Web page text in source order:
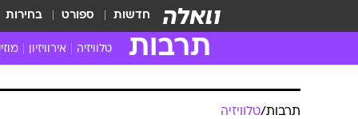
חדשות ספורט בחירות
תרבות טלוויזיה אירוויזיון
תרבות/טלוויזיה